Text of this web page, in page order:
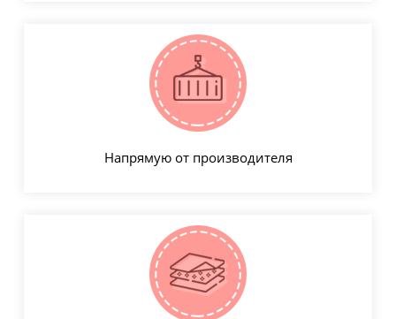
Напрямую от производителя